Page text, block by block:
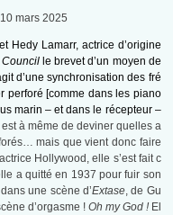
mars 2025
Hedy Lamarr, actrice d’origine
Council le brevet d’un moyen de
d’une synchronisation des fré
perforé [comme dans les piano
marin – et dans le récepteur –
à même de deviner quelles a
mais que vient donc faire
Hollywood, elle s’est fait c
a quitté en 1937 pour fuir son
une scène d’Extase, de Gu
d’orgasme ! Oh my God ! El